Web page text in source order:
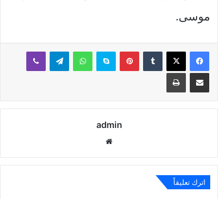
موسى.
بينتيريستسكايب واتساب تيلقرام ڤايبر
مشاركة عبر البريد طباعة
admin
اترك تعليقاً